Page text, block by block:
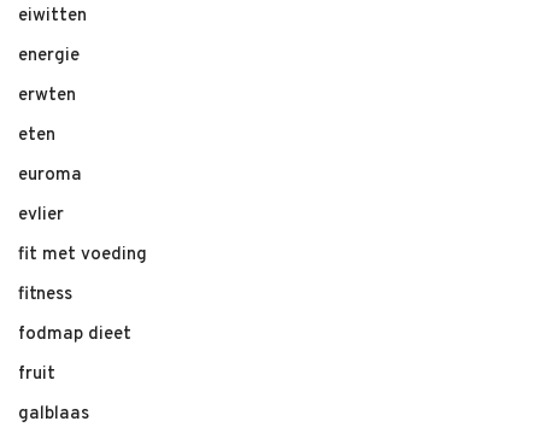
eiwitten
energie
erwten
eten
euroma
evlier
fit met voeding
fitness
fodmap dieet
fruit
galblaas